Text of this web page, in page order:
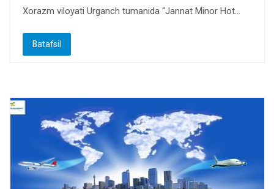
Xorazm viloyati Urganch tumanida “Jannat Minor Hot...
Batafsil